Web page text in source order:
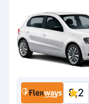
8,2